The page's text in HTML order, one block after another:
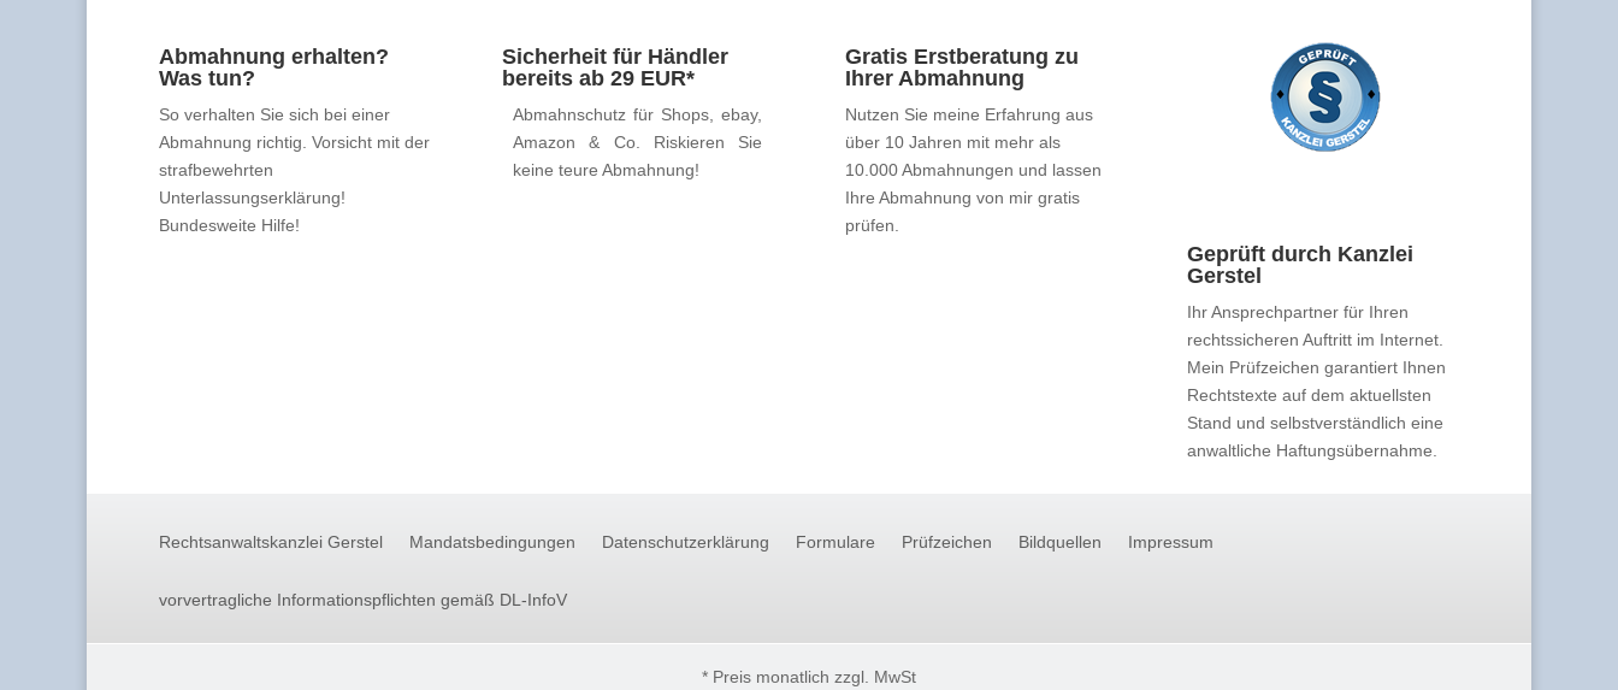
Abmahnung erhalten?
Was tun?
So verhalten Sie sich bei einer
Abmahnung richtig. Vorsicht mit der
strafbewehrten
Unterlassungserklärung!
Bundesweite Hilfe!
Sicherheit für Händler
bereits ab 29 EUR*
Abmahnschutz für Shops, ebay,
Amazon & Co. Riskieren Sie
keine teure Abmahnung!
Gratis Erstberatung zu
Ihrer Abmahnung
Nutzen Sie meine Erfahrung aus
über 10 Jahren mit mehr als
10.000 Abmahnungen und lassen
Ihre Abmahnung von mir gratis
prüfen.
Geprüft durch Kanzlei
Gerstel
Ihr Ansprechpartner für Ihren
rechtssicheren Auftritt im Internet.
Mein Prüfzeichen garantiert Ihnen
Rechtstexte auf dem aktuellsten
Stand und selbstverständlich eine
anwaltliche Haftungsübernahme.
Rechtsanwaltskanzlei Gerstel Mandatsbedingungen Datenschutzerklärung Formulare Prüfzeichen Bildquellen Impressum
vorvertragliche Informationspflichten gemäß DL-InfoV
* Preis monatlich zzgl. MwSt